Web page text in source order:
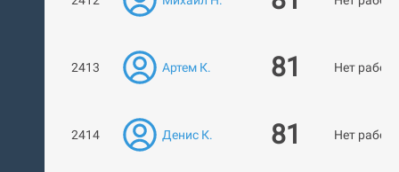
2413 Артем К. 81 Нет работ
2414 Денис К. 81 Нет работ